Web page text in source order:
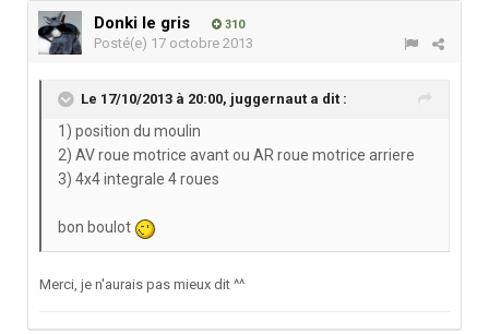
Donki le gris 310
Posté(e) 17 octobre 2013
Le 17/10/2013 à 20:00, juggernaut a dit :
1) position du moulin
2) AV roue motrice avant ou AR roue motrice arriere
3) 4x4 integrale 4 roues
bon boulot
Merci, je n'aurais pas mieux dit ^^